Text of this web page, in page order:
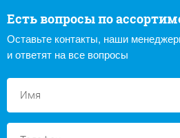
Есть вопросы по
Оставьте контакты, наши
и ответят на все вопросы